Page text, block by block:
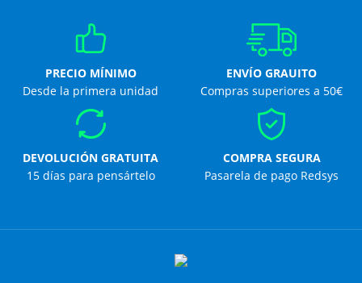
PRECIO MÍNIMO
Desde la primera unidad
ENVÍO GRAUITO
Compras superiores a 50€
DEVOLUCIÓN GRATUITA
15 días para pensártelo
COMPRA SEGURA
Pasarela de pago Redsys